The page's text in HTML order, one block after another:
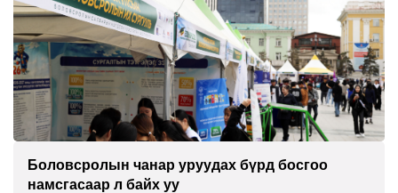
Боловсролын чанар уруудах бүрд босгоо
намсгасаар л байх уу